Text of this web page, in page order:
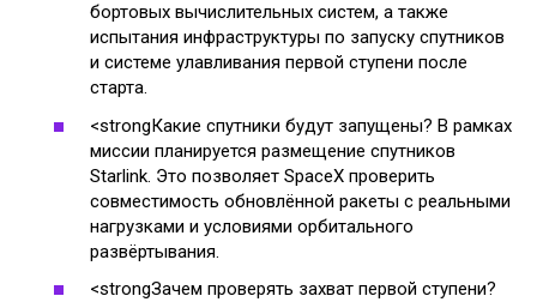
бортовых вычислительных систем, а также
испытания инфраструктуры по запуску спутников
и системе улавливания первой ступени после
старта.
<strongКакие спутники будут запущены? В рамках
миссии планируется размещение спутников
Starlink. Это позволяет SpaceX проверить
совместимость обновлённой ракеты с реальными
нагрузками и условиями орбитального
развёртывания.
<strongЗачем проверять захват первой ступени?